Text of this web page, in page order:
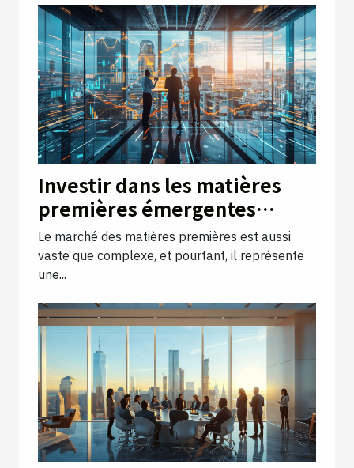
Investir dans les matières
premières émergentes
quelles opportunités pour
les investisseurs avertis
Le marché des matières premières est aussi
vaste que complexe, et pourtant, il représente
une...